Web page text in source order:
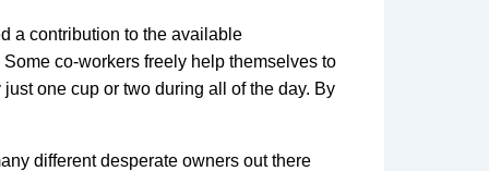
a contribution to the available
co-workers freely help themselves to
one cup or two during all of the day. By
different desperate owners out there